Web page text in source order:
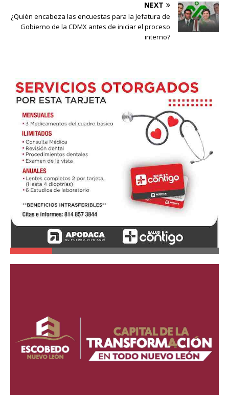
NEXT
¿Quién encabeza las encuestas para la Jefatura de
Gobierno de la CDMX antes de iniciar el proceso
interno?